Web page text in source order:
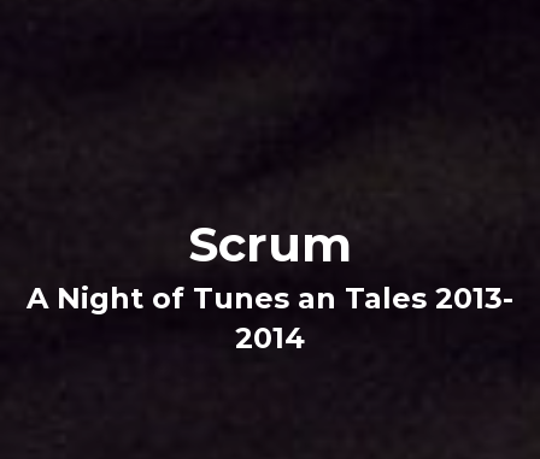
Scrum
A Night of Tunes an Tales 2013-
2014